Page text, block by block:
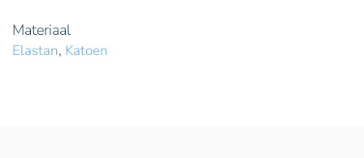
Materiaal
Elastan, Katoen